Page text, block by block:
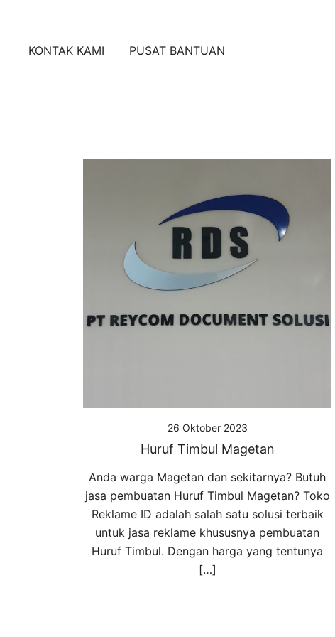
kontenKONTAK KAMI PUSAT BANTUAN
26 Oktober 2023
Huruf Timbul Magetan
Anda warga Magetan dan sekitarnya? Butuh
jasa pembuatan Huruf Timbul Magetan? Toko
Reklame ID adalah salah satu solusi terbaik
untuk jasa reklame khususnya pembuatan
Huruf Timbul. Dengan harga yang tentunya
[…]